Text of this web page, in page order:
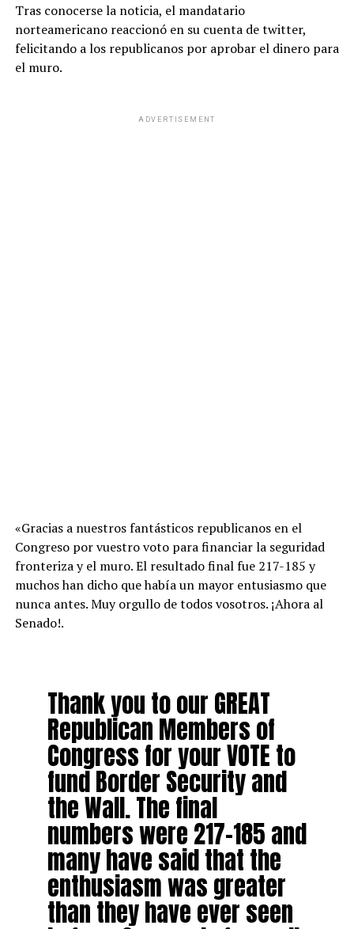
Tras conocerse la noticia, el mandatario
norteamericano reaccionó en su cuenta de twitter,
felicitando a los republicanos por aprobar el dinero para
el muro.
ADVERTISEMENT
«Gracias a nuestros fantásticos republicanos en el
Congreso por vuestro voto para financiar la seguridad
fronteriza y el muro. El resultado final fue 217-185 y
muchos han dicho que había un mayor entusiasmo que
nunca antes. Muy orgullo de todos vosotros. ¡Ahora al
Senado!.
Thank you to our GREAT
Republican Members of
Congress for your VOTE to
fund Border Security and
the Wall. The final
numbers were 217-185 and
many have said that the
enthusiasm was greater
than they have ever seen